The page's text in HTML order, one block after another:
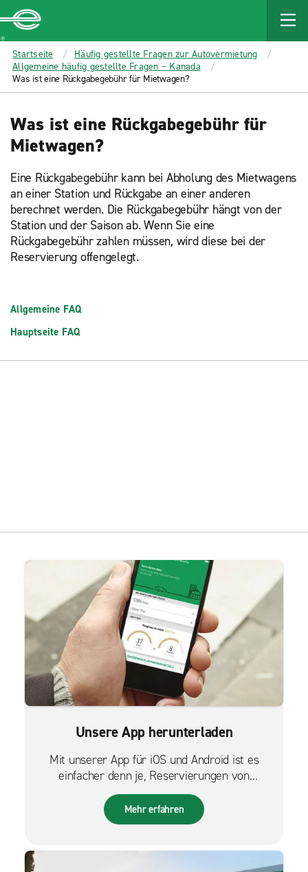
MAIN
CONTENT
Enterprise
Startseite
Häufig gestellte Fragen zur Autovermietung
Allgemeine häufig gestellte Fragen – Kanada
Was ist eine Rückgabegebühr für Mietwagen?
Was ist eine Rückgabegebühr für
Mietwagen?
Eine Rückgabegebühr kann bei Abholung des Mietwagens
an einer Station und Rückgabe an einer anderen
berechnet werden. Die Rückgabegebühr hängt von der
Station und der Saison ab. Wenn Sie eine
Rückgabegebühr zahlen müssen, wird diese bei der
Reservierung offengelegt.
Allgemeine FAQ
Hauptseite FAQ
Unsere App herunterladen
Mit unserer App für iOS und Android ist es
einfacher denn je, Reservierungen von
unterwegs zu verwalten.
Mehr erfahren